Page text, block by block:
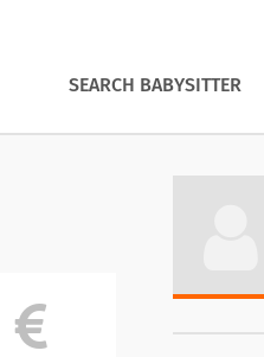
SEARCH BABYSITTER